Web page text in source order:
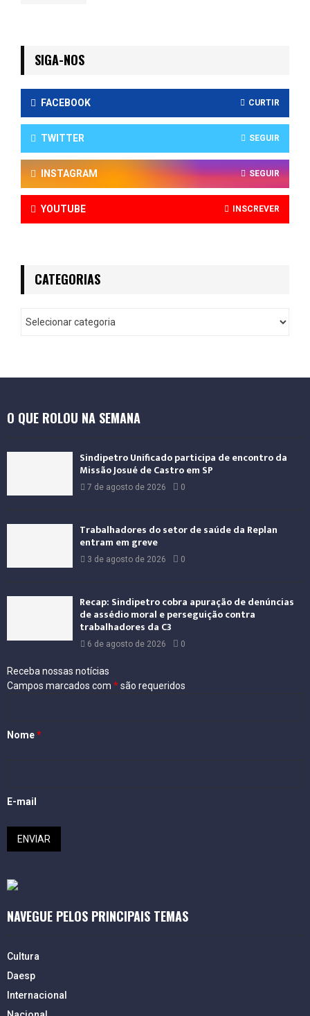
SIGA-NOS
FACEBOOK CURTIR
TWITTER SEGUIR
INSTAGRAM SEGUIR
YOUTUBE INSCREVER
CATEGORIAS
O QUE ROLOU NA SEMANA
Sindipetro Unificado participa de encontro da
Missão Josué de Castro em SP
7 de agosto de 2026 0
Trabalhadores do setor de saúde da Replan
entram em greve
3 de agosto de 2026 0
Recap: Sindipetro cobra apuração de denúncias
de assédio moral e perseguição contra
trabalhadores da C3
6 de agosto de 2026 0
Receba nossas notícias
Campos marcados com *são requeridos
Nome*
E-mail
NAVEGUE PELOS PRINCIPAIS TEMAS
Cultura
Daesp
Internacional